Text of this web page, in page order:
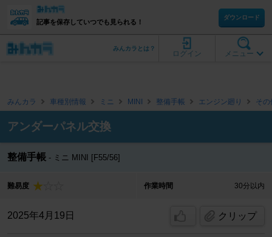
記事を保存していつでも見られる！
ダウンロード
メニュー
ログイン
みんカラとは？
みんカラ 車種別情報 ミニ MINI 整備手帳 エンジン廻り その
アンダーパネル交換
整備手帳 ミニ MINI [F55/56]
難易度 作業時間 30分以内
2025年4月19日 クリップ